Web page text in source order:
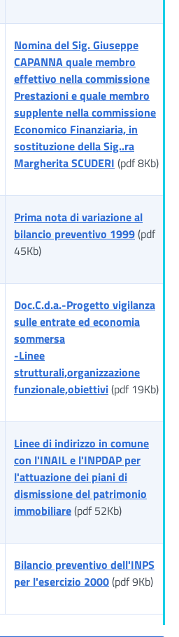
Nomina del Sig. Giuseppe
CAPANNA quale membro
effettivo nella commissione
Prestazioni e quale membro
supplente nella commissione
Economico Finanziaria, in
sostituzione della Sig..ra
Margherita SCUDERI (pdf 8Kb)
Prima nota di variazione al
bilancio preventivo 1999(pdf
45Kb)
Doc.C.d.a.-Progetto vigilanza
sulle entrate ed economia
sommersa
-Linee
strutturali,organizzazione
funzionale,obiettivi(pdf 19Kb)
Linee di indirizzo in comune
con l'INAIL e l'INPDAP per
l'attuazione dei piani di
dismissione del patrimonio
immobiliare(pdf 52Kb)
Bilancio preventivo dell'INPS
per l'esercizio 2000(pdf 9Kb)